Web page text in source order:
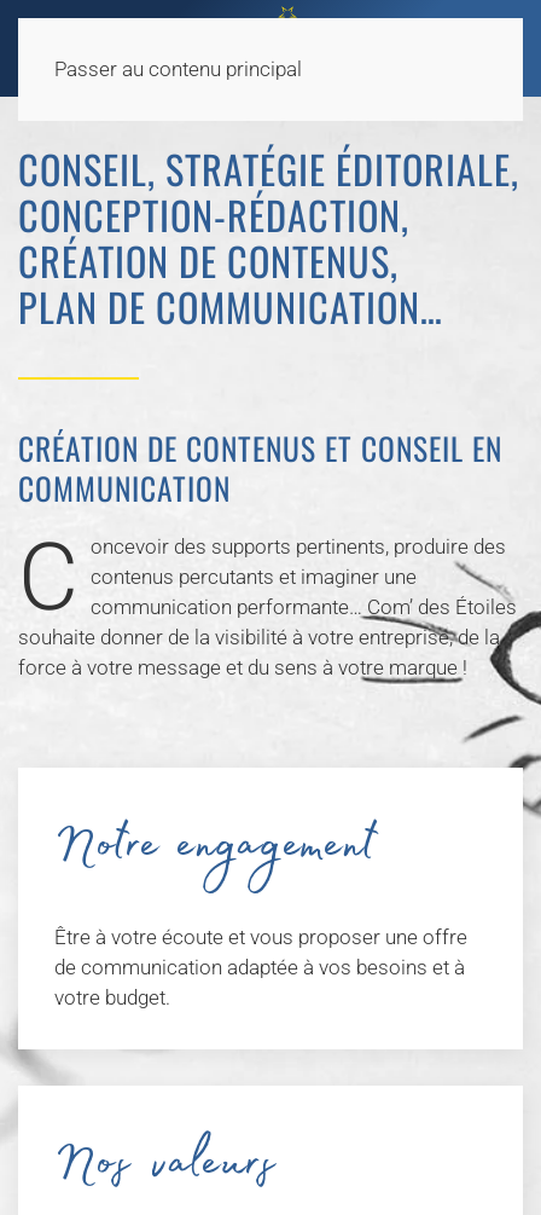
Passer au contenu principal
CONSEIL, STRATÉGIE ÉDITORIALE,
CONCEPTION-RÉDACTION,
CRÉATION DE CONTENUS,
PLAN DE COMMUNICATION…
CRÉATION DE CONTENUS ET CONSEIL EN
COMMUNICATION
C
oncevoir des supports pertinents, produire des
contenus percutants et imaginer une
communication performante… Com’ des Étoiles
souhaite donner de la visibilité à votre entreprise, de la
force à votre message et du sens à votre marque !
Notre engagement
Être à votre écoute et vous proposer une offre
de communication adaptée à vos besoins et à
votre budget.
Nos valeurs